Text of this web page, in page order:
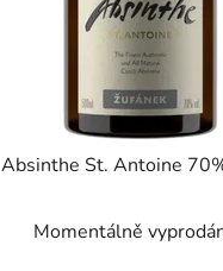
Absinthe St. Antoine
Momentálně